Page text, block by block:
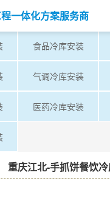
一体化方案服务商
食品冷库安装
气调冷库安装
医药冷库安装
重庆江北-手抓饼餐饮